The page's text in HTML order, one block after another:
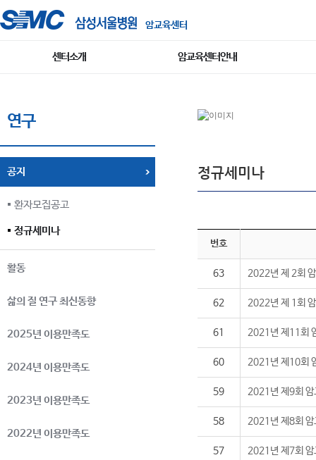
암교육센터
센터소개 암교육센터안내
연구
공지
환자모집공고
정규세미나
활동
삶의 질 연구 최신동향
2025년 이용만족도
2024년 이용만족도
2023년 이용만족도
2022년 이용만족도
정규세미나
번호
63 2022년 제 2회
62 2022년 제 1회
61 2021년 제11회
60 2021년 제10회
59 2021년 제9회 암
58 2021년 제8회 암
57 2021년 제7회 암